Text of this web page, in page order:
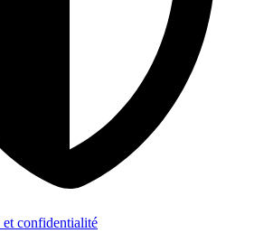
et confidentialité